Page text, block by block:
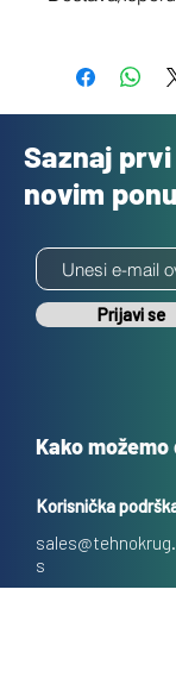
Saznaj
novim
Prijavi se
Kako
Korisnička
s